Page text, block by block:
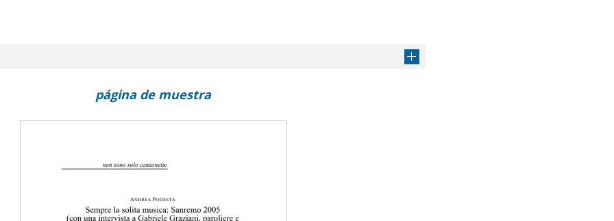
Obtener artículo
prodromi di un'analisi stilistica per generi
página de muestra